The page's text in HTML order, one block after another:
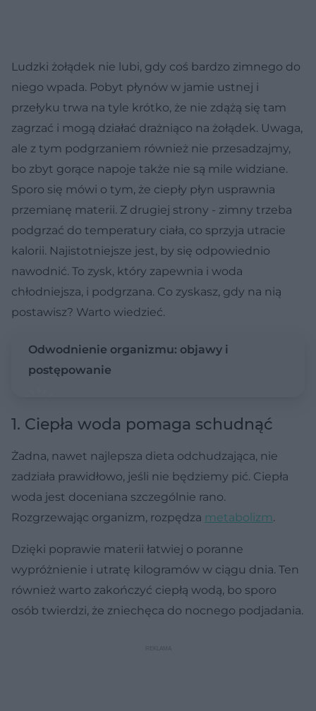
Ludzki żołądek nie lubi, gdy coś bardzo zimnego do
niego wpada. Pobyt płynów w jamie ustnej i
przełyku trwa na tyle krótko, że nie zdążą się tam
zagrzać i mogą działać drażniąco na żołądek. Uwaga,
ale z tym podgrzaniem również nie przesadzajmy,
bo zbyt gorące napoje także nie są mile widziane.
Sporo się mówi o tym, że ciepły płyn usprawnia
przemianę materii. Z drugiej strony - zimny trzeba
podgrzać do temperatury ciała, co sprzyja utracie
kalorii. Najistotniejsze jest, by się odpowiednio
nawodnić. To zysk, który zapewnia i woda
chłodniejsza, i podgrzana. Co zyskasz, gdy na nią
postawisz? Warto wiedzieć.
Odwodnienie organizmu: objawy i
postępowanie
1. Ciepła woda pomaga schudnąć
Żadna, nawet najlepsza dieta odchudzająca, nie
zadziała prawidłowo, jeśli nie będziemy pić. Ciepła
woda jest doceniana szczególnie rano.
Rozgrzewając organizm, rozpędza metabolizm.
Dzięki poprawie materii łatwiej o poranne
wypróżnienie i utratę kilogramów w ciągu dnia. Ten
również warto zakończyć ciepłą wodą, bo sporo
osób twierdzi, że zniechęca do nocnego podjadania.